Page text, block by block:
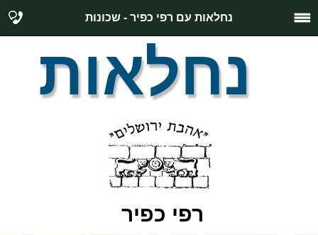
נחלאות עם רפי כפיר - שכונות
נחלאות
רפי כפיר